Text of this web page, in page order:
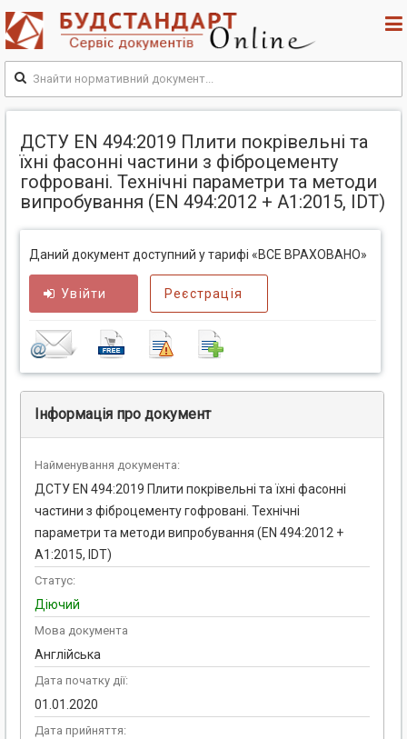
ДСТУ EN 494:2019 Плити покрівельні та
їхні фасонні частини з фіброцементу
гофровані. Технічні параметри та методи
випробування (EN 494:2012 + A1:2015, IDT)
Даний документ доступний у тарифі «ВСЕ ВРАХОВАНО»
Увійти Реєстрація
Інформація про документ
Найменування документа:
ДСТУ EN 494:2019 Плити покрівельні та їхні фасонні
частини з фіброцементу гофровані. Технічні
параметри та методи випробування (EN 494:2012 +
A1:2015, IDT)
Статус:
Діючий
Мова документа
Англійська
Дата початку дії:
01.01.2020
Дата прийняття: